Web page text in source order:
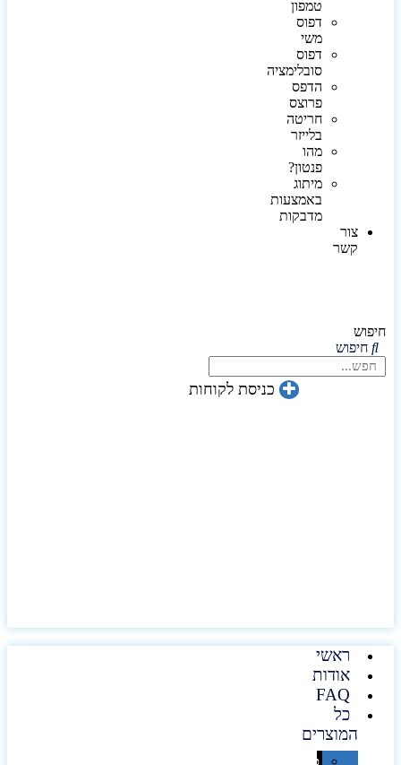
טמפון
דפוס
משי
דפוס
סובלימציה
הדפס
פרוצס
חריטה
בלייזר
מהו
פנטון?
מיתוג
באמצעות
מדבקות
צור
קשר
חיפוש
חיפוש
כניסת לקוחות
ראשי
אודות
FAQ
כל
המוצרים
טכנולוגיה